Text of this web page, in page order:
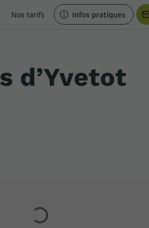
Nos tarifs Infos pratiques
d’Yvetot